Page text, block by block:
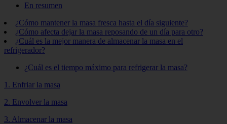
En resumen
¿Cómo mantener la masa fresca hasta el día siguiente?
¿Cómo afecta dejar la masa reposando de un día para otro?
¿Cuál es la mejor manera de almacenar la masa en el
refrigerador?
¿Cuál es el tiempo máximo para refrigerar la masa?
1. Enfriar la masa
2. Envolver la masa
3. Almacenar la masa